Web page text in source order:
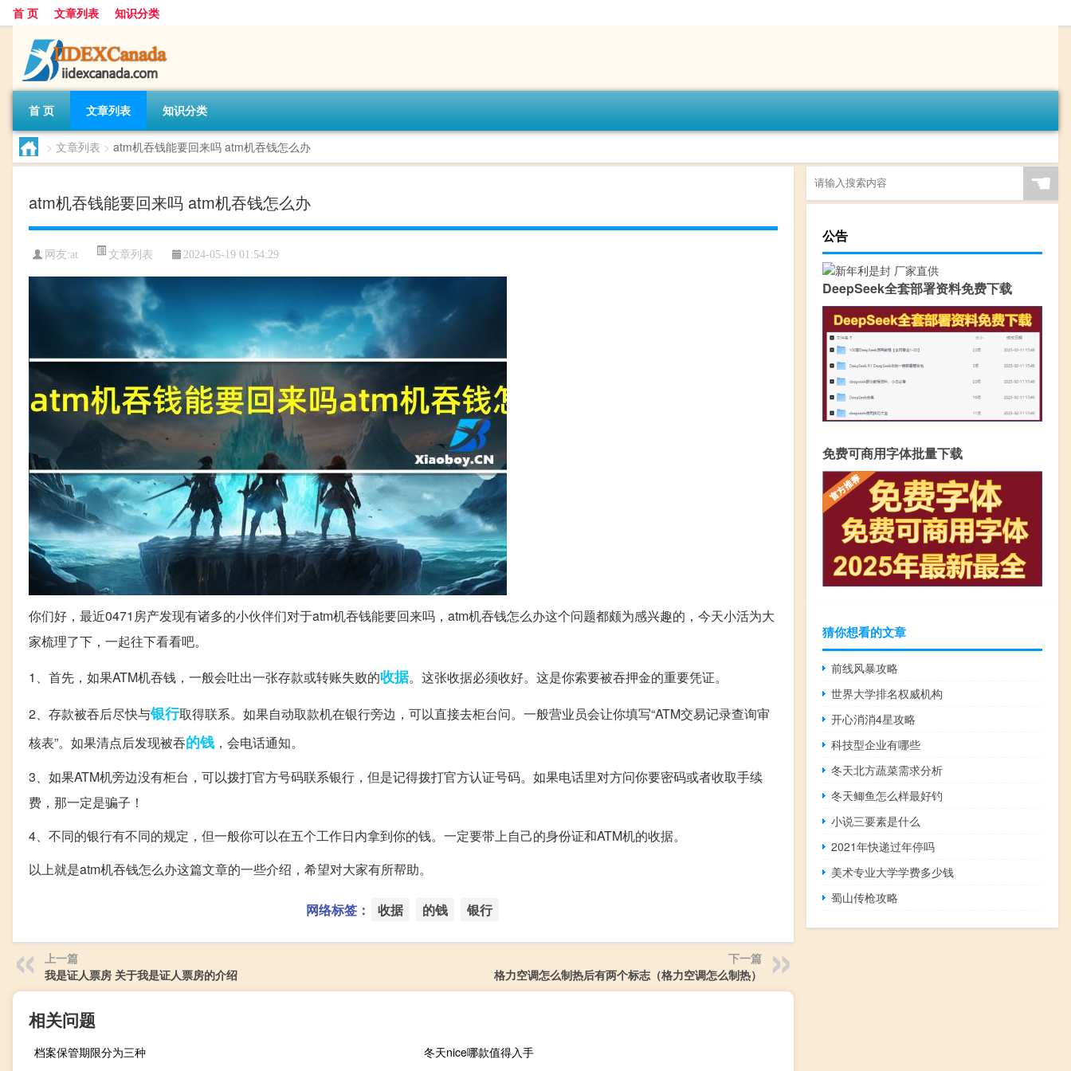
首 页 文章列表 知识分类
首 页 文章列表 知识分类
> 文章列表 > atm机吞钱能要回来吗 atm机吞钱怎么办
atm机吞钱能要回来吗 atm机吞钱怎么办
网友:at 文章列表 2024-05-19 01:54:29
你们好，最近0471房产发现有诸多的小伙伴们对于atm机吞钱能要回来吗，atm机吞钱怎么办这个问题都颇为感兴趣的，今天小活为大
家梳理了下，一起往下看看吧。
1、首先，如果ATM机吞钱，一般会吐出一张存款或转账失败的收据。这张收据必须收好。这是你索要被吞押金的重要凭证。
2、存款被吞后尽快与银行取得联系。如果自动取款机在银行旁边，可以直接去柜台问。一般营业员会让你填写“ATM交易记录查询审
核表”。如果清点后发现被吞的钱 ，会电话通知。
3、如果ATM机旁边没有柜台，可以拨打官方号码联系银行，但是记得拨打官方认证号码。如果电话里对方问你要密码或者收取手续
费，那一定是骗子！
4、不同的银行有不同的规定，但一般你可以在五个工作日内拿到你的钱。一定要带上自己的身份证和ATM机的收据。
以上就是atm机吞钱怎么办这篇文章的一些介绍，希望对大家有所帮助。
网络标签： 收据 的钱 银行
上一篇
我是证人票房 关于我是证人票房的介绍
下一篇
格力空调怎么制热后有两个标志（格力空调怎么制热）
相关问题
档案保管期限分为三种
冬天nice哪款值得入手
☚
公告
DeepSeek全套部署资料免费下载
免费可商用字体批量下载
猜你想看的文章
前线风暴攻略
世界大学排名权威机构
开心消消4星攻略
科技型企业有哪些
冬天北方蔬菜需求分析
冬天鲫鱼怎么样最好钓
小说三要素是什么
2021年快递过年停吗
美术专业大学学费多少钱
蜀山传枪攻略